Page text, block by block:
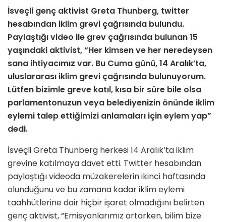
İsveçli genç aktivist Greta Thunberg, twitter
hesabından iklim grevi çağrısında bulundu.
Paylaştığı video ile grev çağrısında bulunan 15
yaşındaki aktivist, “Her kimsen ve her neredeysen
sana ihtiyacımız var. Bu Cuma günü, 14 Aralık’ta,
uluslararası iklim grevi çağrısında bulunuyorum.
Lütfen bizimle greve katıl, kısa bir süre bile olsa
parlamentonuzun veya belediyenizin önünde iklim
eylemi talep ettiğimizi anlamaları için eylem yap”
dedi.
İsveçli Greta Thunberg herkesi 14 Aralık’ta iklim
grevine katılmaya davet etti. Twitter hesabından
paylaştığı videoda müzakerelerin ikinci haftasında
olunduğunu ve bu zamana kadar iklim eylemi
taahhütlerine dair hiçbir işaret olmadığını belirten
genç aktivist, “Emisyonlarımız artarken, bilim bize